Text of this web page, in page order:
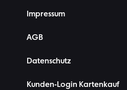
Impressum
AGB
Datenschutz
Kunden-Login Kartenkauf